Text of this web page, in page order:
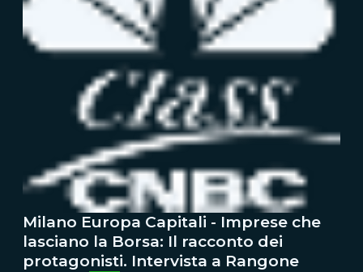
Milano Europa Capitali - Imprese che
lasciano la Borsa: Il racconto dei
protagonisti. Intervista a Rangone